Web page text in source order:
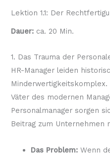
Lektion 1.1: Der
Dauer:ca. 20 Min.
1. Das Trauma der
HR-Manager leiden
Väter des modernen
Personalmanager sorgen
Beitrag zum Unternehmen
Das Problem:Wenn